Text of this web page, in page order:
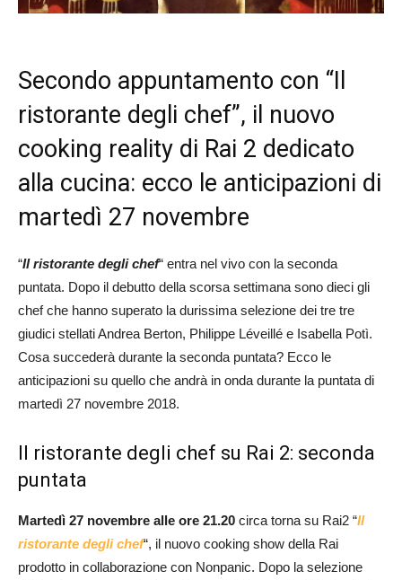
Secondo appuntamento con “Il
ristorante degli chef”, il nuovo
cooking reality di Rai 2 dedicato
alla cucina: ecco le anticipazioni di
martedì 27 novembre
“Il ristorante degli chef“ entra nel vivo con la seconda
puntata. Dopo il debutto della scorsa settimana sono dieci gli
chef che hanno superato la durissima selezione dei tre tre
giudici stellati Andrea Berton, Philippe Léveillé e Isabella Potì.
Cosa succederà durante la seconda puntata? Ecco le
anticipazioni su quello che andrà in onda durante la puntata di
martedì 27 novembre 2018.
Il ristorante degli chef su Rai 2: seconda
puntata
Martedì 27 novembre alle ore 21.20 circa torna su Rai2 “Il
ristorante degli chef“, il nuovo cooking show della Rai
prodotto in collaborazione con Nonpanic. Dopo la selezione